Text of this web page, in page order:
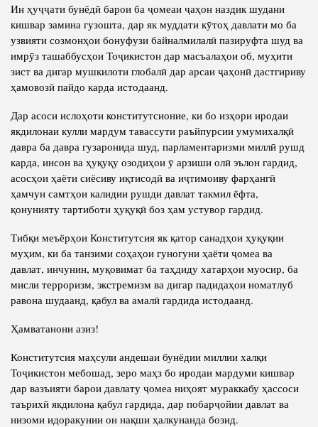
Ин ҳуҷҷати бунёдӣ барои ба ҷомеаи ҷаҳон наздик шудани
кишвар замина гузошта, дар як муддати кӯтоҳ давлати мо ба
узвияти созмонҳои бонуфузи байналмилалӣ пазируфта шуд ва
имрӯз ташаббусҳои Тоҷикистон дар масъалаҳои об, муҳити
зист ва дигар мушкилоти глобалӣ дар арсаи ҷаҳонӣ дастгириву
ҳамовозӣ пайдо карда истодаанд.
Дар асоси ислоҳоти конститутсионие, ки бо изҳори иродаи
якдилонаи кулли мардум тавассути раъйпурсии умумихалқӣ
давра ба давра гузаронида шуд, парламентаризми миллӣ рушд
карда, инсон ва ҳуқуқу озодиҳои ӯ арзиши олӣ эълон гардид,
асосҳои ҳаёти сиёсиву иқтисодӣ ва иҷтимоиву фарҳангӣ
ҳамчун самтҳои калидии рушди давлат такмил ёфта,
қонунияту тартиботи ҳуқуқӣ боз ҳам устувор гардид.
Тибқи меъёрҳои Конститутсия як қатор санадҳои ҳуқуқии
муҳим, ки ба танзими соҳаҳои гуногуни ҳаёти ҷомеа ва
давлат, инчунин, муқовимат ба таҳдиду хатарҳои муосир, ба
мисли терроризм, экстремизм ва дигар падидаҳои номатлуб
равона шудаанд, қабул ва амалӣ гардида истодаанд.
Ҳамватанони азиз!
Конститутсия маҳсули андешаи бунёдии миллии халқи
Тоҷикистон мебошад, зеро маҳз бо иродаи мардуми кишвар
дар вазъияти барои давлату ҷомеа ниҳоят мураккабу ҳассоси
таърихӣ якдилона қабул гардида, дар побарҷойии давлат ва
низоми идоракунии он нақши ҳалкунанда бозид.